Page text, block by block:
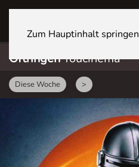
Zum Hauptinhalt springen
OftringenYoucinema
Diese Woche >